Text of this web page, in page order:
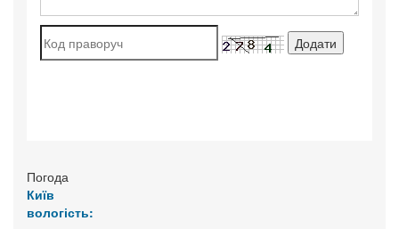
Погода
Київ
вологість: